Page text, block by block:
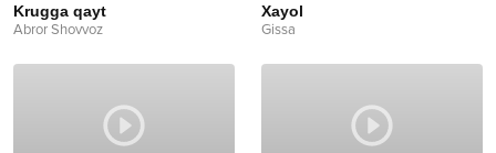
Krugga qayt
Abror Shovvoz
Xayol
Gissa